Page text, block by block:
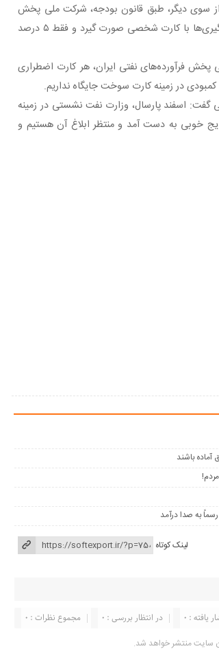
سوی دیگر، طبق قانون بودجه، شرکت ملی پخش
فرآورده‌های نفتی مکلف است ۹۵ درصد سوخت‌گیری‌ها با کارت شخصی صورت گیرد و فقط ۵ درصد
فرآورده‌های نفتی ایران، هر کارت اضطراری
گفت: اسفند پارسال، وزارت نفت نشستی در زمینه
خوبی به دست آمد و منتظر ابلاغ آن هستیم و
لینک کوتاه
مجموع نظرات : 0 در انتظار بررسی : 0 یافته : 0
سایت منتشر خواهد شد.